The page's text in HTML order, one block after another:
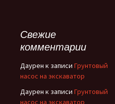
Свежие
комментарии
Даурен к записи Грунтовый
насос на экскаватор
Даурен к записи Грунтовый
насос на экскаватор